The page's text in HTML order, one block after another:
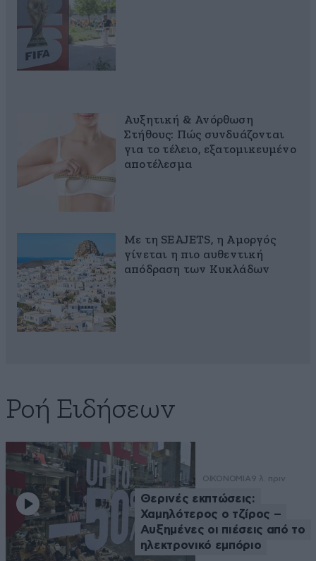
Αυξητική & Ανόρθωση
Στήθους: Πώς συνδυάζονται
για το τέλειο, εξατομικευμένο
αποτέλεσμα
Με τη SEAJETS, η Αμοργός
γίνεται η πιο αυθεντική
απόδραση των Κυκλάδων
Ροή Ειδήσεων
ΟΙΚΟΝΟΜΙΑ9 λ. πριν
Θερινές εκπτώσεις:
Χαμηλότερος ο τζίρος –
Αυξημένες οι πιέσεις από το
ηλεκτρονικό εμπόριο